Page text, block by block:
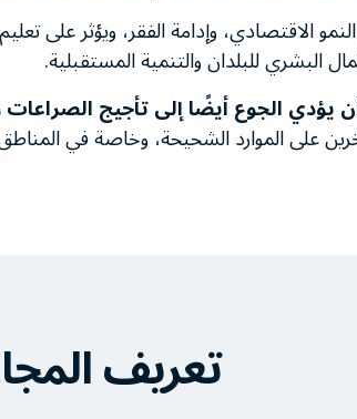
الاقتصادي، وإدامة الفقر، ويؤثر على
البشري للبلدان والتنمية المستقبلية.
يؤدي الجوع أيضًا إلى تأجيج
على الموارد الشحيحة، وخاصة في المناطق
تعريف